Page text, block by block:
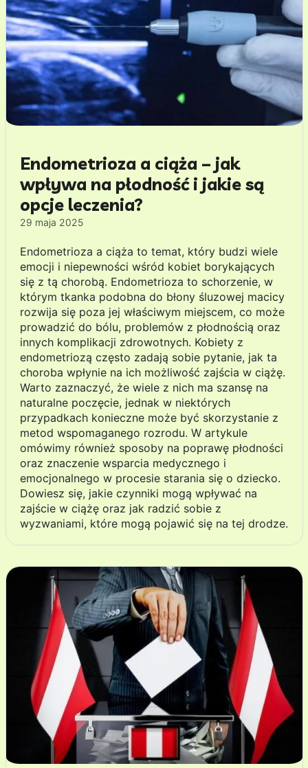
Endometrioza a ciąża – jak
wpływa na płodność i jakie są
opcje leczenia?
29 maja 2025
Endometrioza a ciąża to temat, który budzi wiele
emocji i niepewności wśród kobiet borykających
się z tą chorobą. Endometrioza to schorzenie, w
którym tkanka podobna do błony śluzowej macicy
rozwija się poza jej właściwym miejscem, co może
prowadzić do bólu, problemów z płodnością oraz
innych komplikacji zdrowotnych. Kobiety z
endometriozą często zadają sobie pytanie, jak ta
choroba wpłynie na ich możliwość zajścia w ciążę.
Warto zaznaczyć, że wiele z nich ma szansę na
naturalne poczęcie, jednak w niektórych
przypadkach konieczne może być skorzystanie z
metod wspomaganego rozrodu. W artykule
omówimy również sposoby na poprawę płodności
oraz znaczenie wsparcia medycznego i
emocjonalnego w procesie starania się o dziecko.
Dowiesz się, jakie czynniki mogą wpływać na
zajście w ciążę oraz jak radzić sobie z
wyzwaniami, które mogą pojawić się na tej drodze.